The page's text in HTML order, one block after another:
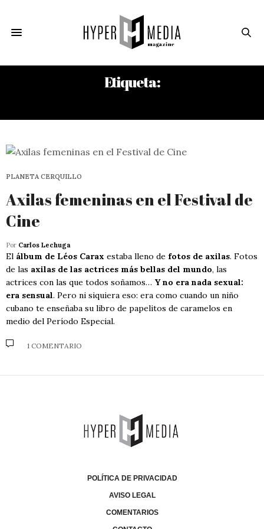
Etiqueta:
PLANETA CERQUILLO
Axilas femeninas en el Festival de
Cine
Por Carlos Lechuga
El álbum de Léos Carax estaba lleno de fotos de axilas. Fotos
de las axilas de las actrices más bellas del mundo, las
actrices con las que todos soñamos… Y no era nada sexual:
era sensual. Pero ni siquiera eso: era como cuando un niño
cubano te enseñaba su libro de papelitos de caramelos en
medio del Período Especial.
1 COMENTARIO
POLÍTICA DE PRIVACIDAD
AVISO LEGAL
COMENTARIOS